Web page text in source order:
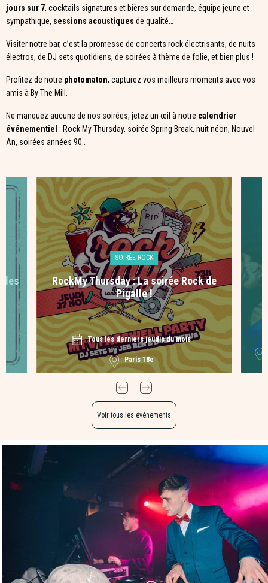
jours sur 7, cocktails signatures et bières sur demande, équipe jeune et
sympathique, sessions acoustiques de qualité…
Visiter notre bar, c’est la promesse de concerts rock électrisants, de nuits
électros, de DJ sets quotidiens, de soirées à thème de folie, et bien plus !
Profitez de notre photomaton, capturez vos meilleurs moments avec vos
amis à By The Mill.
Ne manquez aucune de nos soirées, jetez un œil à notre calendrier
événementiel : Rock My Thursday, soirée Spring Break, nuit néon, Nouvel
An, soirées années 90…
les
SOIRÉE ROCK
RockMy Thursday : La soirée Rock de
Pigalle !
Tous les derniers jeudis du mois
Paris 18e
Voir tous les événements